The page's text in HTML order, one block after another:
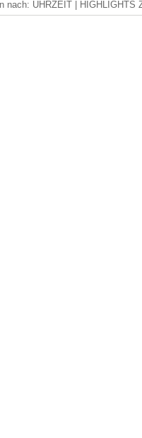
nach: UHRZEIT HIGHLIGHTS